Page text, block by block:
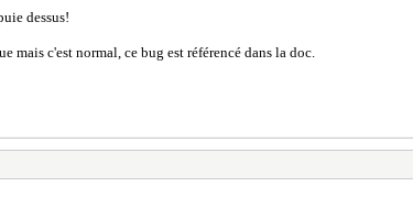
dessus!
c'est normal, ce bug est référencé dans la doc.